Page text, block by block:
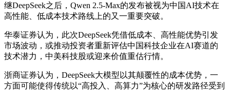
继DeepSeek之后，Qwen 2.5-Max的发布被视为中国AI技术在
高性能、低成本技术路线上的又一重要突破。
华泰证券认为，此次DeepSeek凭借低成本、高性能优势引发
市场波动，或推动投资者重新评估中国科技企业在AI赛道的
技术潜力，中美科技股或迎来价值重估行情。
浙商证券认为，DeepSeek大模型以其颠覆性的成本优势，一
方面可能使得传统以“高投入、高算力”为核心的研发路径受到